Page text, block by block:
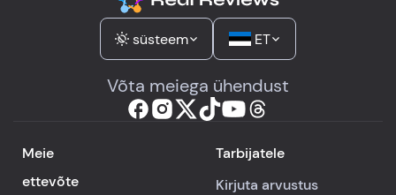
süsteem ET
Võta meiega ühendust
Meie
ettevõte
Tarbijatele
Kirjuta arvustus